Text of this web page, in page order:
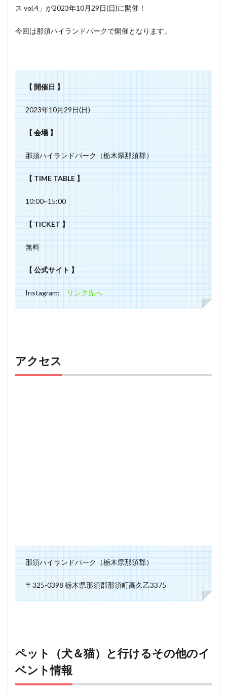
ス vol.4」が2023年10月29日(日)に開催！
今回は那須ハイランドパークで開催となります。
【 開催日 】
2023年10月29日(日)
【 会場 】
那須ハイランドパーク（栃木県那須郡）
【 TIME TABLE 】
10:00~15:00
【 TICKET 】
無料
【 公式サイト 】
Instagram:リンク先へ
アクセス
那須ハイランドパーク（栃木県那須郡）
〒325-0398 栃木県那須郡那須町高久乙3375
ペット（犬＆猫）と行けるその他のイ
ベント情報